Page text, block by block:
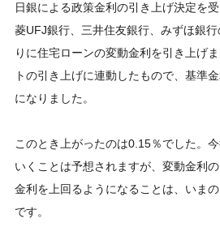
日銀による政策金利の引き上げ決定を
菱UFJ銀行、三井住友銀行、みずほ銀
りに住宅ローンの変動金利を引き上げ
トの引き上げに連動したもので、基準
になりました。
このとき上がったのは0.15％でした。
いくことは予想されますが、変動金利
金利を上回るようになることは、いま
です。